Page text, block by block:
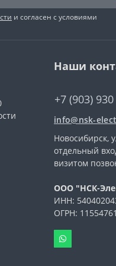
и согласен с условиями
Наши
+7 (903)
info@nsk-
Новосибирск,
отдельный
визитом
ООО "НСК-
ИНН:
ОГРН: